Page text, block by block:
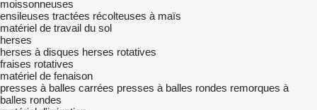
moissonneuses
ensileuses tractées récolteuses à maïs
matériel de travail du sol
herses
herses à disques herses rotatives
fraises rotatives
matériel de fenaison
presses à balles carrées presses à balles rondes remorques à
balles rondes